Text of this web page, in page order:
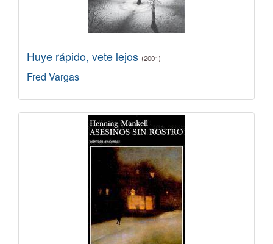
Huye rápido, vete lejos (2001)
Fred Vargas